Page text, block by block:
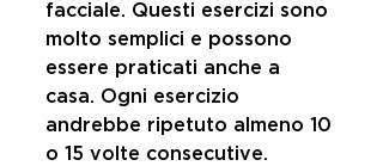
facciale. Questi esercizi sono
molto semplici e possono
essere praticati anche a
casa. Ogni esercizio
andrebbe ripetuto almeno 10
o 15 volte consecutive.